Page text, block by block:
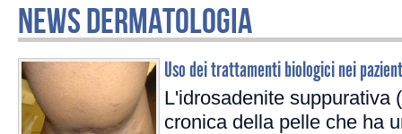
NEWS DERMATOLOGIA
Uso dei trattamenti biologici nei
L'idrosadenite suppurativa
cronica della pelle che ha